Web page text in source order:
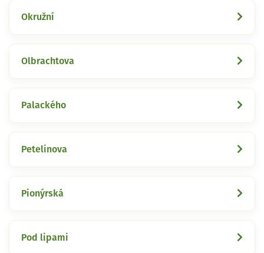
Okružní
Olbrachtova
Palackého
Petelinova
Pionýrská
Pod lipami